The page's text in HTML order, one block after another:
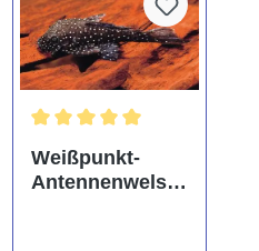
Weißpunkt-
Antennenwels,